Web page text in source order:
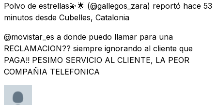
Polvo de estrellas💫🌟 (@gallegos_zara) reportó hace 53
minutos desde Cubelles, Catalonia
@movistar_es a donde puedo llamar para una
RECLAMACION?? siempre ignorando al cliente que
PAGA!! PESIMO SERVICIO AL CLIENTE, LA PEOR
COMPAÑIA TELEFONICA